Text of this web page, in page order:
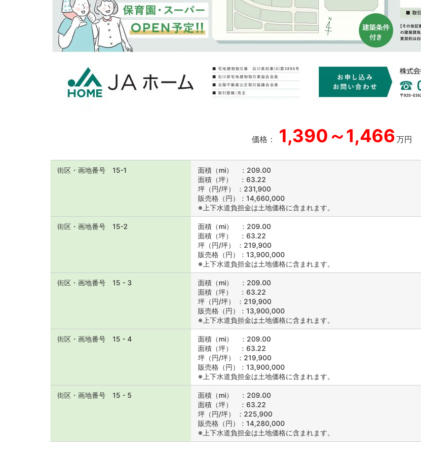
価格： 1,390～1,466 万円
街区・画地番号 15-1
面積（mi） ：209.00
面積（坪） ：63.22
坪（円/坪） ：231,900
販売格（円）：14,660,000
※上下水道負担金は土地価格に含まれます。
街区・画地番号 15-2
面積（mi） ：209.00
面積（坪） ：63.22
坪（円/坪） ：219,900
販売格（円）：13,900,000
※上下水道負担金は土地価格に含まれます。
街区・画地番号 15 - 3
面積（mi） ：209.00
面積（坪） ：63.22
坪（円/坪） ：219,900
販売格（円）：13,900,000
※上下水道負担金は土地価格に含まれます。
街区・画地番号 15 - 4
面積（mi） ：209.00
面積（坪） ：63.22
坪（円/坪） ：219,900
販売格（円）：13,900,000
※上下水道負担金は土地価格に含まれます。
街区・画地番号 15 - 5
面積（mi） ：209.00
面積（坪） ：63.22
坪（円/坪） ：225,900
販売格（円）：14,280,000
※上下水道負担金は土地価格に含まれます。